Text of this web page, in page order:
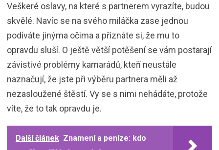
Veškeré oslavy, na které s partnerem vyrazíte, budou
skvělé. Navíc se na svého miláčka zase jednou
podíváte jinýma očima a přiznáte si, že mu to
opravdu sluší. O ještě větší potěšení se vám postarají
závistivé problémy kamarádů, kteří neustále
naznačují, že jste při výběru partnera měli až
nezasloužené štěstí. Vy se s nimi nehádáte, protože
víte, že to tak opravdu je.
Další článek Znamení a peníze: kdo